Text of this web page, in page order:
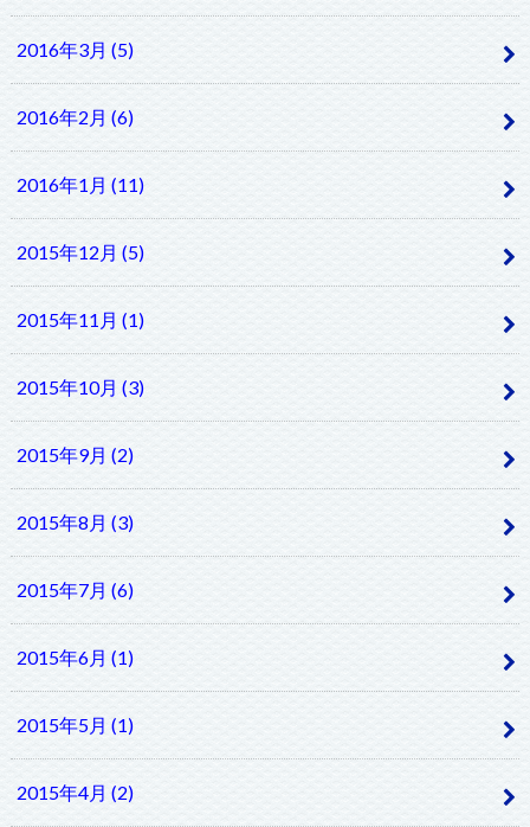
2016年3月 (5)
2016年2月 (6)
2016年1月 (11)
2015年12月 (5)
2015年11月 (1)
2015年10月 (3)
2015年9月 (2)
2015年8月 (3)
2015年7月 (6)
2015年6月 (1)
2015年5月 (1)
2015年4月 (2)